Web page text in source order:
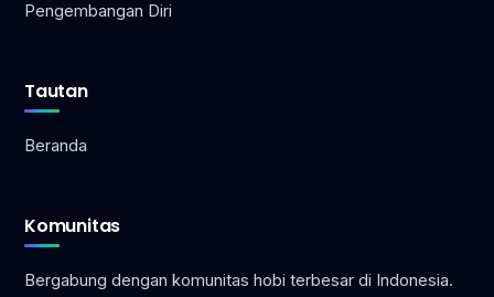
Pengembangan Diri
Tautan
Beranda
Komunitas
Bergabung dengan komunitas hobi terbesar di Indonesia.